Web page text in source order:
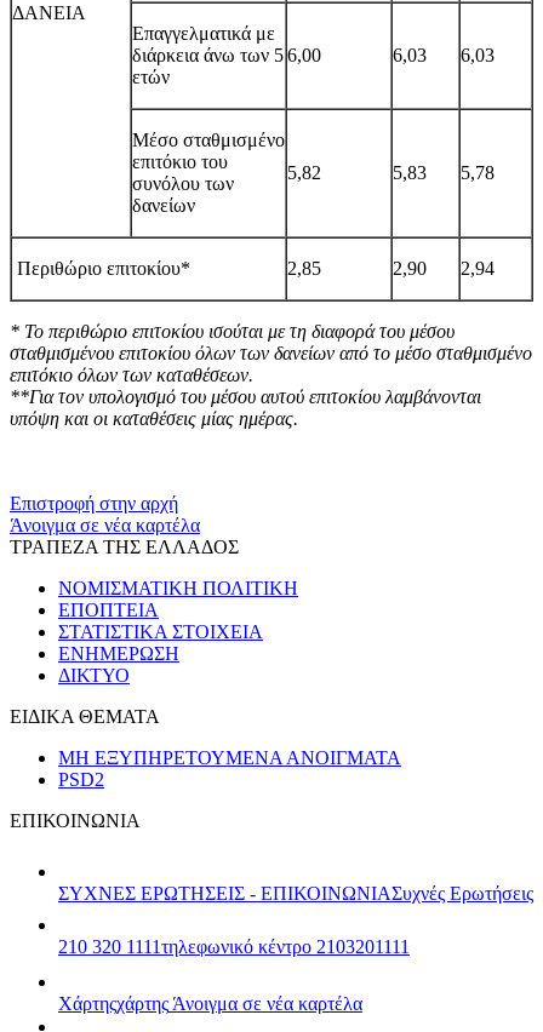
ΔΑΝΕΙΑ
Επαγγελματικά με
διάρκεια άνω των 5
ετών
6,00 6,03 6,03
Μέσο σταθμισμένο
επιτόκιο του
συνόλου των
δανείων
5,82 5,83 5,78
Περιθώριο επιτοκίου* 2,85 2,90 2,94
* Το περιθώριο επιτοκίου ισούται με τη διαφορά του μέσου
σταθμισμένου επιτοκίου όλων των δανείων από το μέσο σταθμισμένο
επιτόκιο όλων των καταθέσεων.
**Για τον υπολογισμό του μέσου αυτού επιτοκίου λαμβάνονται
υπόψη και οι καταθέσεις μίας ημέρας.
Επιστροφή στην αρχή
Άνοιγμα σε νέα καρτέλα
ΤΡΑΠΕΖΑ ΤΗΣ ΕΛΛΑΔΟΣ
ΝΟΜΙΣΜΑΤΙΚΗ ΠΟΛΙΤΙΚΗ
ΕΠΟΠΤΕΙΑ
ΣΤΑΤΙΣΤΙΚΑ ΣΤΟΙΧΕΙΑ
ΕΝΗΜΕΡΩΣΗ
ΔΙΚΤΥΟ
ΕΙΔΙΚΑ ΘΕΜΑΤΑ
ΜΗ ΕΞΥΠΗΡΕΤΟΥΜΕΝΑ ΑΝΟΙΓΜΑΤΑ
PSD2
ΕΠΙΚΟΙΝΩΝΙΑ
ΣΥΧΝΕΣ ΕΡΩΤΗΣΕΙΣ - ΕΠΙΚΟΙΝΩΝΙΑΣυχνές Ερωτήσεις
210 320 1111τηλεφωνικό κέντρο 2103201111
Χάρτηςχάρτης Άνοιγμα σε νέα καρτέλα